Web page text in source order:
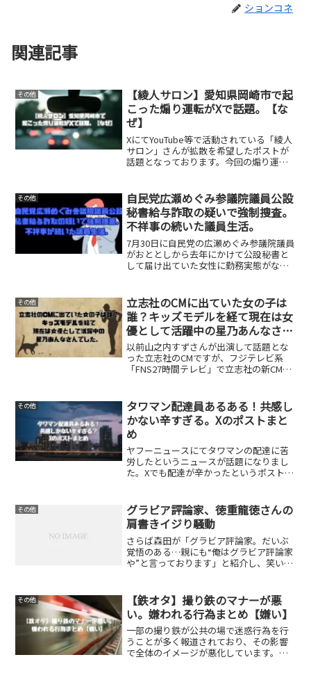
ションコネ
関連記事
その他
【綾人サロン】愛知県岡崎市で起
こった煽り運転がXで話題。【な
ぜ】
XにてYouTube等で活動されている「綾人
サロン」さんが拡散を希望したポストが
話題となっております。今回の煽り運転
を拡散し、その動画の後に警察が相手方
を検挙した事例...
その他
自民党広瀬めぐみ参議院議員公設
秘書給与詐取の疑いで強制捜査。
不祥事の続いた議員生活。
7月30日に自民党の広瀬めぐみ参議院議員
がおととしから去年にかけて公設秘書と
して届け出ていた女性に勤務実態がなく
で広瀬議員の事務所や自宅を捜索し、強
制捜査に乗り出しまし...
その他
立志社のCMに出ていた女の子は
誰？キッズモデルを経て現在は女
優として活躍中の星乃あんなさん
でした。
以前山之内すずさんが出演して話題とな
った立志社のCMですが、フジテレビ系
「FNS27時間テレビ」で立志社の新CMが
な方か簡単にまとめてみました。立志社
の新CM✨立志舎の...
その他
タワマン配達員あるある！共感し
かない辛すぎる。Xのポストまと
め
ヤフーニュースにてタワマンの配達に苦
労したというニュースが話題になりまし
た。Xでも配達が辛かったというポストが
事のようにセキュリティー厳しいエレベ
ーター問題があるただ逆...
その他
グラビア評論家、徳重龍徳さんの
肩書きイジり騒動
さらば森田が「グラビア評論家。だいぶ
覚悟のある…親にも“俺はグラビア評論家
や”と言っております」と紹介し、笑いが
た。スポニチアネックス様より引用この
やり取りに対してグラビ...
その他
【鉄オタ】撮り鉄のマナーが悪
い。嫌われる行為まとめ【嫌い】
一部の撮り鉄が公共の場で迷惑行為を行
うことが多く報道されており、その影響
で全体のイメージが悪化しています。特